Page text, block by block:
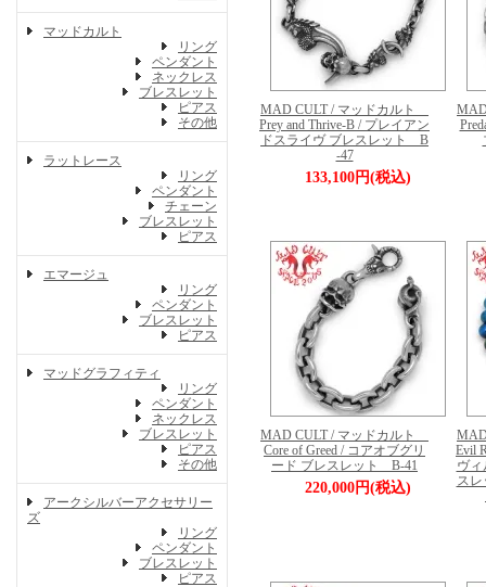
マッドカルト
リング
ペンダント
ネックレス
ブレスレット
ピアス
その他
ラットレース
リング
ペンダント
チェーン
ブレスレット
ピアス
エマージュ
リング
ペンダント
ブレスレット
ピアス
マッドグラフィティ
リング
ペンダント
ネックレス
ブレスレット
ピアス
その他
アークシルバーアクセサリー
ズ
リング
ペンダント
ブレスレット
ピアス
MAD CULT / マッドカルト
Prey and Thrive-B / プレイアン
ドスライヴ ブレスレット B
-47
133,100円(税込)
MAD CULT / マッドカルト
Core of Greed / コアオブグリ
ード ブレスレット B-41
220,000円(税込)
Evil
ヴ
ス